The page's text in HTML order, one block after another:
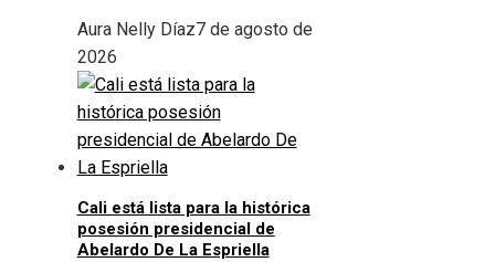
Aura Nelly Díaz7 de agosto de
2026
Cali está lista para la histórica
posesión presidencial de
Abelardo De La Espriella